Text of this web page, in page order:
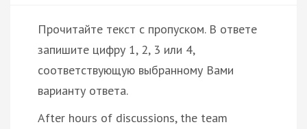
Прочитайте текст с пропуском. В ответе
запишите цифру 1, 2, 3 или 4,
соответствующую выбранному Вами
варианту ответа.
After hours of discussions, the team